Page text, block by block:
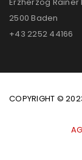
2500 Baden
+43 2252 44166
COPYRIGHT ©